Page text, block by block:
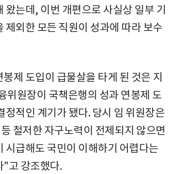
왔는데, 이번 개편으로 사실상 일부 기
제외한 모든 직원이 성과에 따라 보수
제 도입이 급물살을 타게 된 것은 지
위원장이 국책은행의 성과 연봉제 도
정적인 계기가 됐다. 당시 임 위원장은
철저한 자구노력이 전제되지 않으면
시급해도 국민이 이해하기 어렵다는
"고 강조했다.